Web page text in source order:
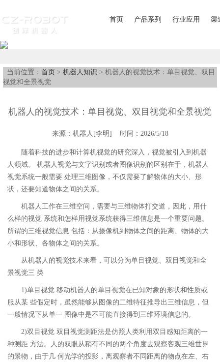
首页 产品系列 行业应用 渠
当前位置： 首页 > 机器人知识 > 机器人的视觉技术：单目视觉、双目
视觉和全景视觉
机器人的视觉技术：单目视觉、双目视觉和全景视觉
来源：机器人[李明] 时间：2026/5/18
随着科技的进步和计算机视觉的研究深入，视觉被引入到机器
人领域。 机器人视觉与文字识别或者图像识别的区别在于，机器人
视觉系统一般需要 处理三维图像，不仅需要了解物体的大小、形
状，还要知道物体之间的关系。
机器人工作在三维空间，需要与三维物体打交道，因此，用什
么样的视觉 系统和怎样用视觉系统获得三维信息是一个重要问题。
所谓的三维视觉信息 包括：从摄像机到物体之间的距离、物体的大
小和形状、各物体之间的关系。
从机器人的视觉技术来看，可以分为单目视觉、双目视觉和全
景视觉三 类
1)单目视觉 移动机器人的单目视觉在已知对象的形状和性质或
服从某 些假定时，虽然能够从图像的二维特征推导出三维信息，但
一般情况下从单一 图像中是不可能直接得到三维环境信息的。
2)双目视觉 双目视觉测距法是仿照人类利用双目感知距离的一
种测距 方法。人的双眼从稍有不同的两个角度去观察客观三维世界
的景物，由于几 何光学的投影，离观察者不同距离的物点在左、右